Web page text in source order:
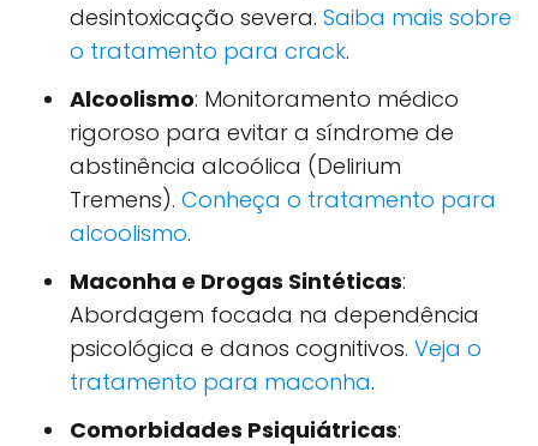
desintoxicação severa. Saiba mais sobre
o tratamento para crack.
Alcoolismo: Monitoramento médico
rigoroso para evitar a síndrome de
abstinência alcoólica (Delirium
Tremens). Conheça o tratamento para
alcoolismo.
Maconha e Drogas Sintéticas:
Abordagem focada na dependência
psicológica e danos cognitivos. Veja o
tratamento para maconha.
Comorbidades Psiquiátricas: